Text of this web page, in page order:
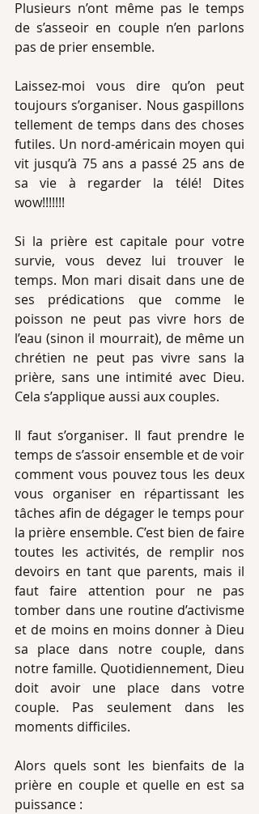
Plusieurs n’ont même pas le temps
de s’asseoir en couple n’en parlons
pas de prier ensemble.
Laissez-moi vous dire qu’on peut
toujours s’organiser. Nous gaspillons
tellement de temps dans des choses
futiles. Un nord-américain moyen qui
vit jusqu’à 75 ans a passé 25 ans de
sa vie à regarder la télé! Dites
wow!!!!!!!
Si la prière est capitale pour votre
survie, vous devez lui trouver le
temps. Mon mari disait dans une de
ses prédications que comme le
poisson ne peut pas vivre hors de
l’eau (sinon il mourrait), de même un
chrétien ne peut pas vivre sans la
prière, sans une intimité avec Dieu.
Cela s’applique aussi aux couples.
Il faut s’organiser. Il faut prendre le
temps de s’assoir ensemble et de voir
comment vous pouvez tous les deux
vous organiser en répartissant les
tâches afin de dégager le temps pour
la prière ensemble. C’est bien de faire
toutes les activités, de remplir nos
devoirs en tant que parents, mais il
faut faire attention pour ne pas
tomber dans une routine d’activisme
et de moins en moins donner à Dieu
sa place dans notre couple, dans
notre famille. Quotidiennement, Dieu
doit avoir une place dans votre
couple. Pas seulement dans les
moments difficiles.
Alors quels sont les bienfaits de la
prière en couple et quelle en est sa
puissance :